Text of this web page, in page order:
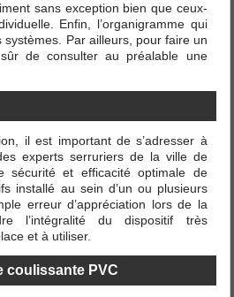
sans exception bien que ceux-
Enfin, l’organigramme qui
systèmes. Par ailleurs, pour faire un
de consulter au préalable une
il est important de s’adresser à
experts serruriers de la ville de
sécurité et efficacité optimale de
installé au sein d’un ou plusieurs
erreur d’appréciation lors de la
l’intégralité du dispositif très
et à utiliser.
coulissante PVC